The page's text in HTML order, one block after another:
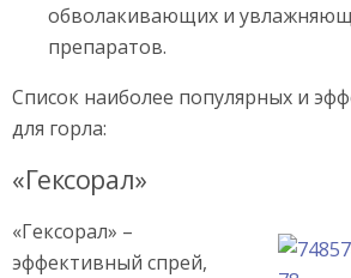
обволакивающих и
препаратов.
Список наиболее популярных и
для горла:
«Гексорал»
«Гексорал» –
эффективный спрей,